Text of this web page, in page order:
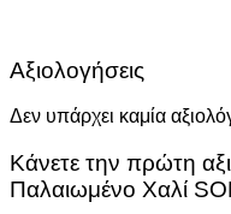
Αξιολογήσεις
Δεν υπάρχει καμία
Κάνετε την πρώτη
Παλαιωμένο Χαλί